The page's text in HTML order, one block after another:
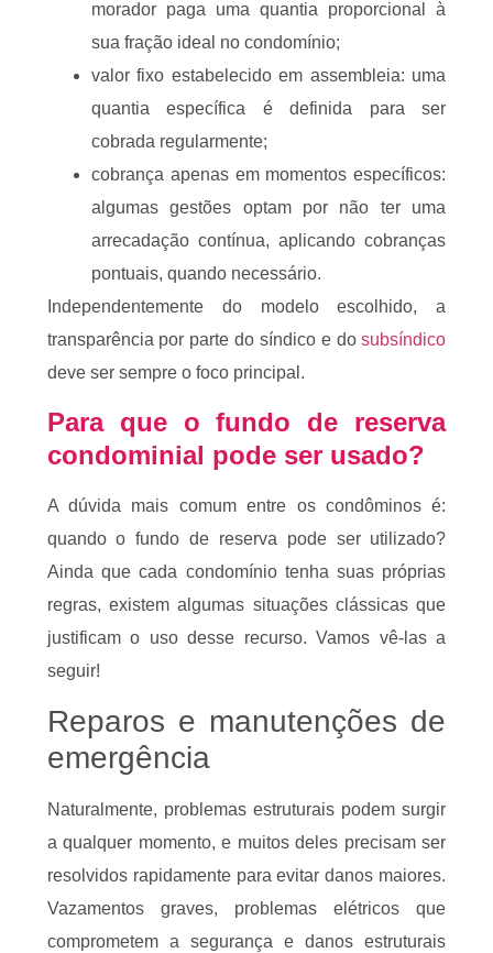
morador paga uma quantia proporcional à
sua fração ideal no condomínio;
valor fixo estabelecido em assembleia: uma
quantia específica é definida para ser
cobrada regularmente;
cobrança apenas em momentos específicos:
algumas gestões optam por não ter uma
arrecadação contínua, aplicando cobranças
pontuais, quando necessário.
Independentemente do modelo escolhido, a
transparência por parte do síndico e dosubsíndico
deve ser sempre o foco principal.
Para que o fundo de reserva
condominial pode ser usado?
A dúvida mais comum entre os condôminos é:
quando o fundo de reserva pode ser utilizado?
Ainda que cada condomínio tenha suas próprias
regras, existem algumas situações clássicas que
justificam o uso desse recurso. Vamos vê-las a
seguir!
Reparos e manutenções de
emergência
Naturalmente, problemas estruturais podem surgir
a qualquer momento, e muitos deles precisam ser
resolvidos rapidamente para evitar danos maiores.
Vazamentos graves, problemas elétricos que
comprometem a segurança e danos estruturais